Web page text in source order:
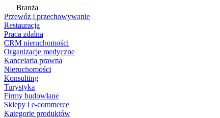
Branża
Przewóz i przechowywanie
Restauracja
Praca zdalna
CRM nieruchomości
Organizacje medyczne
Kancelaria prawna
Nieruchomości
Konsulting
Turystyka
Firmy budowlane
Sklepy i e-commerce
Kategorie produktów